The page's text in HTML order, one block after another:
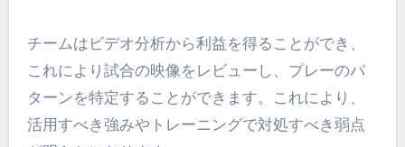
チームはビデオ分析から利益を得ることができ、
これにより試合の映像をレビューし、プレーのパ
ターンを特定することができます。これにより、
活用すべき強みやトレーニングで対処すべき弱点